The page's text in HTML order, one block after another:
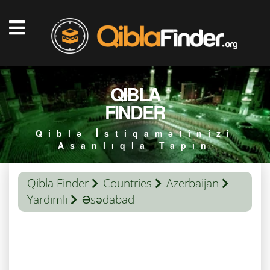
QIBLA
FINDER
Qiblə İstiqamətinizi
Asanlıqla Tapın
Qibla Finder Countries
Azerbaijan
Yardımlı
Əsədabad